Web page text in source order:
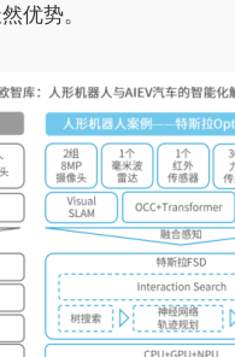
优势。